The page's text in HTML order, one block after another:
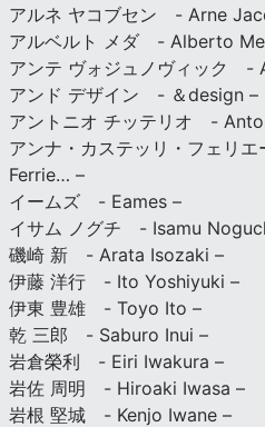
アルネ ヤコブセン - Arne
アルベルト メダ - Alberto
アンテ ヴォジュノヴィック -
アンド デザイン - ＆design –
アントニオ チッテリオ -
アンナ・カステッリ・フェリ
Ferrie… –
イームズ - Eames –
イサム ノグチ - Isamu
磯崎 新 - Arata Isozaki –
伊藤 洋行 - Ito Yoshiyuki –
伊東 豊雄 - Toyo Ito –
乾 三郎 - Saburo Inui –
岩倉榮利 - Eiri Iwakura –
岩佐 周明 - Hiroaki Iwasa –
岩根 堅城 - Kenjo Iwane –